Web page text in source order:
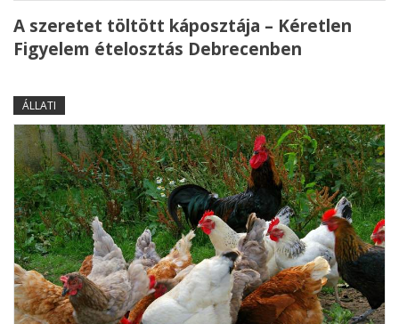
A szeretet töltött káposztája – Kéretlen
Figyelem ételosztás Debrecenben
ÁLLATI